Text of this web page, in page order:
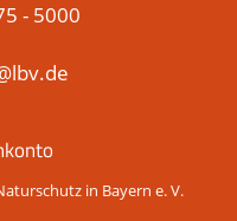
- 5000
in Bayern e. V.